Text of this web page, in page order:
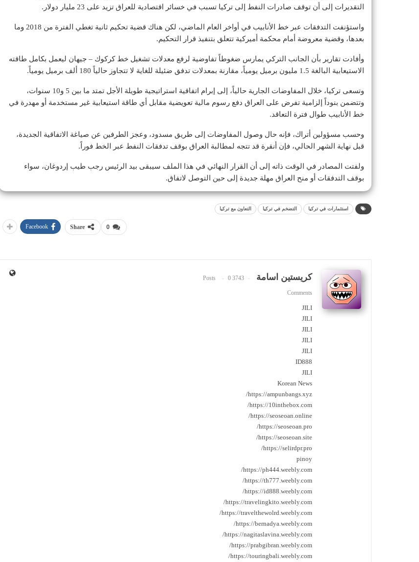
التقديرات إلى أن توقف صادرات النفط إلى تركيا تسبب في خسائر اقتصادية للعراق تزيد على 23 مليار دولار.
واستؤنفت التدفقات عبر خط الأنابيب في أواخر العام الماضي، لكن هناك قضية تحكيم ثانية تغطي الفترة من 2018 وما
بعدها، وقضية معروضة أمام محكمة أميركية تتعلق بتنفيذ قرار التحكيم.
وأفادت تقارير بأن الجانب التركي يمارس ضغوطاً تفاوضية لرفع معدلات تشغيل خط كركوك – جيهان ليعمل بكامل طاقته
الاستيعابية البالغة 1.5 مليون برميل يومياً، مقارنة بمعدلات تدفق ضئيلة للغاية لا تتجاوز حالياً 180 ألف برميل يومياً.
وتسعى تركيا، خلال المفاوضات الجارية حالياً، إلى إبرام اتفاقية استراتيجية طويلة الأجل تمتد ما بين 5 و10 سنوات،
وتتضمن بنوداً إلزامية تفرض على العراق دفع رسوم مالية تعويضية مقابل أي طاقة استيعابية غير مستخدمة أو مهدرة في
خط الأنابيب طوال فترة التعاقد.
وحسب مسؤولين أتراك، فإنه حال وصول المفاوضات إلى طريق مسدود، وعجز الطرفين عن صياغة الاتفاقية الجديدة،
قبل نهاية الشهر الحالي، فإن أنقرة قد تتجه لمطالبة العراق بوقف تدفقات النفط عبر الخط فوراً.
ولفتت المصادر في الوقت ذاته إلى أن القرار النهائي في هذا الملف سيبقى بيد الرئيس رجب طيب إردوغان، سواء
بوقف التدفقات أو منح العراق مهلة جديدة إلى حين التوصل لاتفاق.
استثمارات في تركيا التضخم في تركيا التعاون مع تركيا
0
Share
Facebook
كريستين اسامة 3743 Posts
0
Comments
JILI
JILI
JILI
JILI
JILI
ID888
JILI
Korean News
https://ampunbangs.xyz/
https://10inthebox.com/
https://seoseoan.online/
https://seoseoan.pro/
https://seoseoan.site/
https://selirdpr.pro/
pinoy
https://ph444.weebly.com/
https://th777.weebly.com/
https://id888.weebly.com/
https://travelingkito.weebly.com/
https://travelthewolrd.weebly.com/
https://bernadya.weebly.com/
https://nagitaslavina.weebly.com/
https://prabgibran.weebly.com/
https://touringbali.weebly.com/